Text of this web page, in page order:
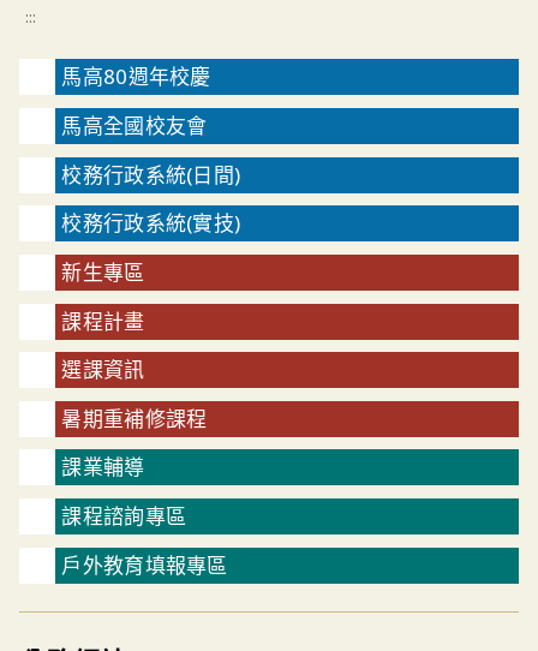
:::
馬高80週年校慶
馬高全國校友會
校務行政系統(日間)
校務行政系統(實技)
新生專區
課程計畫
選課資訊
暑期重補修課程
課業輔導
課程諮詢專區
戶外教育填報專區